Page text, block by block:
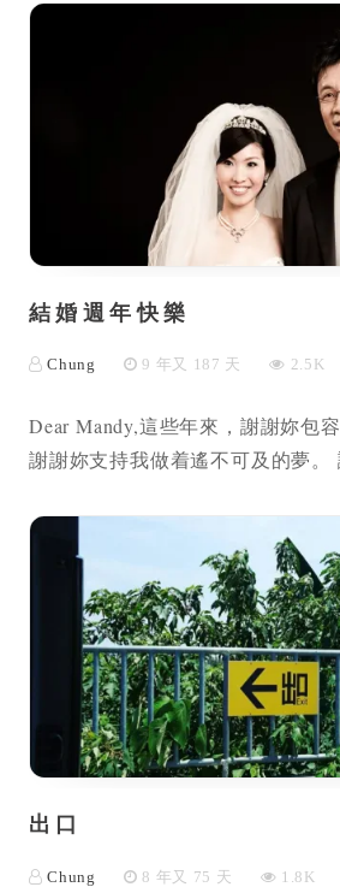
結婚週年快樂
Chung 9 年又 187 天 2.5K
Dear Mandy,這些年來，謝謝妳包
謝謝妳支持我做着遙不可及的夢。
出口
Chung 8 年又 75 天 1.8K